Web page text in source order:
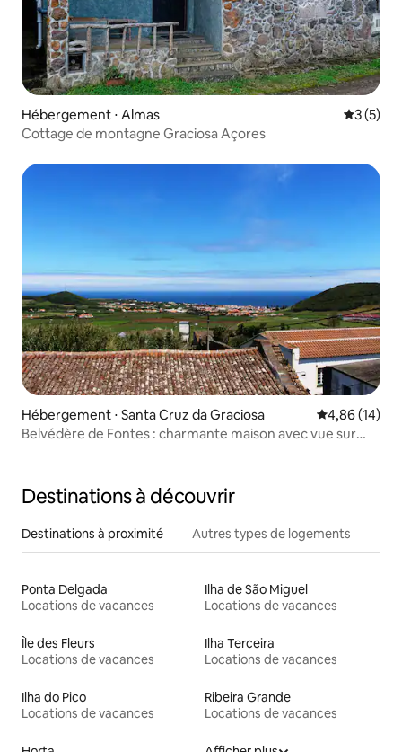
Hébergement ⋅ Almas
3 (5)
Cottage de montagne Graciosa Açores
Hébergement ⋅ Santa Cruz da Graciosa Évaluation
4,86 (14)
Belvédère de Fontes : charmante maison avec vue sur
Destinations à découvrir
Destinations à proximité Autres types de logements
Ponta Delgada
Locations de vacances
Ilha de São Miguel
Locations de vacances
Île des Fleurs
Locations de vacances
Ilha Terceira
Locations de vacances
Ilha do Pico
Locations de vacances
Ribeira Grande
Locations de vacances